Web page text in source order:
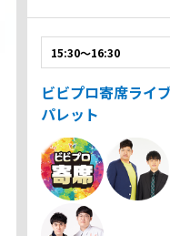
15:30～16:30
ビビプロ寄席ライ
パレット